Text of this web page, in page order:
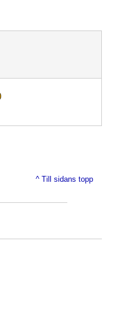
^ Till sidans topp